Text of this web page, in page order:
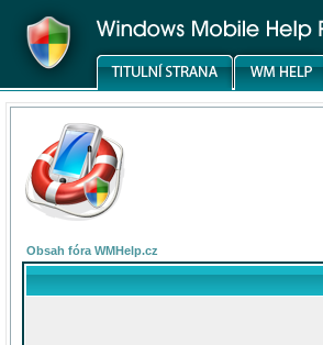
Obsah fóra WMHelp.cz